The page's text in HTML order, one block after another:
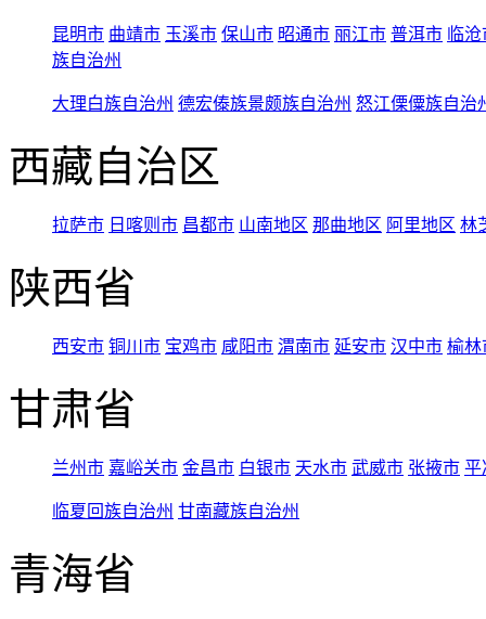
昆明市 曲靖市 玉溪市 保山市 昭通市 丽江市 普洱市 临
族自治州
大理白族自治州 德宏傣族景颇族自治州 怒江傈僳族自治
西藏自治区
拉萨市 日喀则市 昌都市 山南地区 那曲地区 阿里地区 林
陕西省
西安市 铜川市 宝鸡市 咸阳市 渭南市 延安市 汉中市 榆林
甘肃省
兰州市 嘉峪关市 金昌市 白银市 天水市 武威市 张掖市 平
临夏回族自治州 甘南藏族自治州
青海省